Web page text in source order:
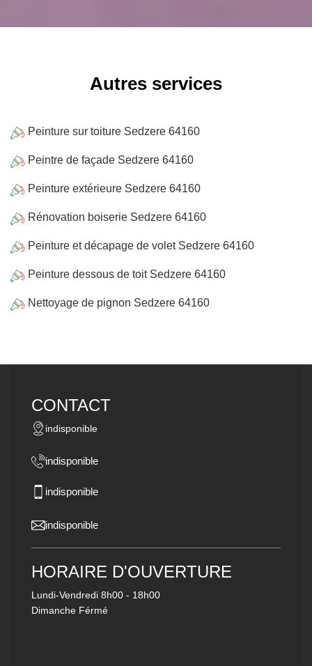
Autres services
Peinture sur toiture Sedzere 64160
Peintre de façade Sedzere 64160
Peinture extérieure Sedzere 64160
Rénovation boiserie Sedzere 64160
Peinture et décapage de volet Sedzere 64160
Peinture dessous de toit Sedzere 64160
Nettoyage de pignon Sedzere 64160
CONTACT
indisponible
indisponible
indisponible
indisponible
HORAIRE D'OUVERTURE
Lundi-Vendredi 8h00 - 18h00
Dimanche Férmé